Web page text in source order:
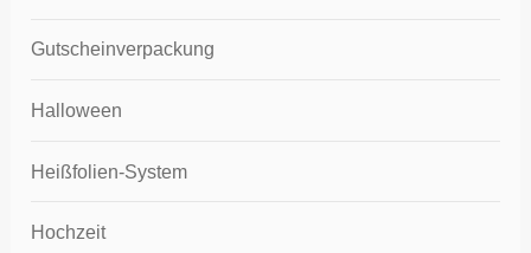
Gutscheinverpackung
Halloween
Heißfolien-System
Hochzeit